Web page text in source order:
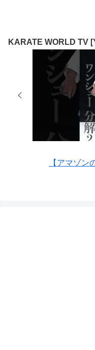
KARATE WORLD TV
【アマゾン